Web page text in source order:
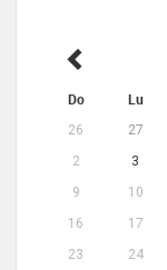
Do Lu
26 27
2
3
9
10
16
17
23
24